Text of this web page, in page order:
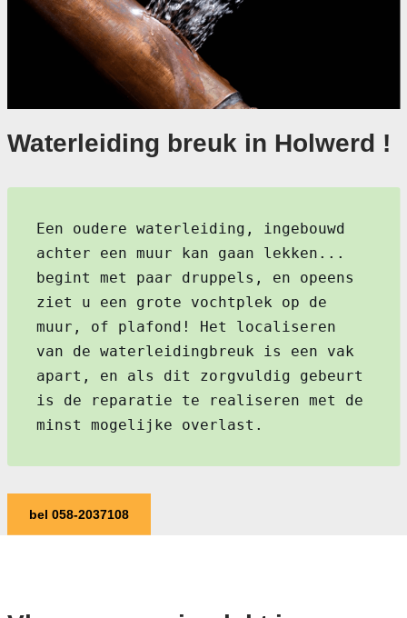
Waterleiding breuk in Holwerd !
Een oudere waterleiding, ingebouwd
achter een muur kan gaan lekken...
begint met paar druppels, en opeens
ziet u een grote vochtplek op de
muur, of plafond! Het localiseren
van de waterleidingbreuk is een vak
apart, en als dit zorgvuldig gebeurt
is de reparatie te realiseren met de
minst mogelijke overlast.
bel 058-2037108